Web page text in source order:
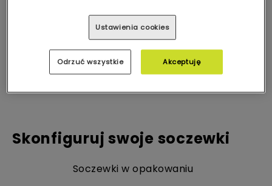
Skonfiguruj swoje soczewki
Soczewki w opakowaniu
Ustawienia cookies
Odrzuć wszystkie Akceptuję